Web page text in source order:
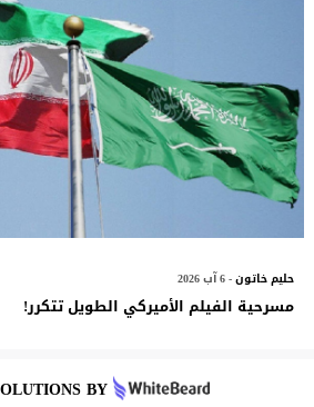
حليم خاتون- 6 آب 2026
مسرحية الفيلم الأميركي الطويل تتكرر!
BY